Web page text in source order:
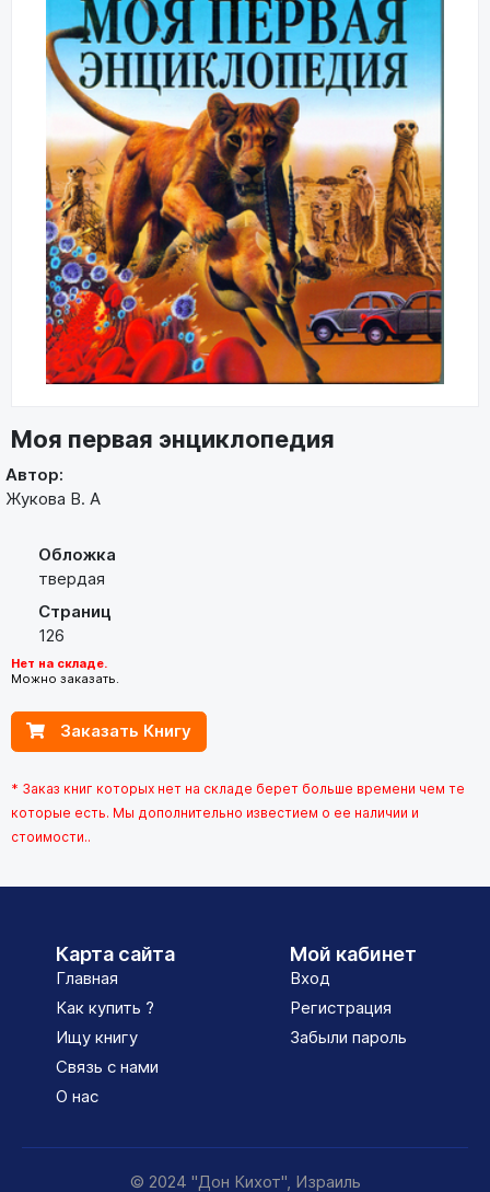
Моя первая энциклопедия
Автор:
Жукова В. А
Обложка
твердая
Страниц
126
Нет на складе.
Можно заказать.
Заказать Книгу
* Заказ книг которых нет на складе берет больше времени чем те
которые есть. Мы дополнительно известием о ее наличии и
стоимости..
Карта сайта
Главная
Как купить ?
Ищу книгу
Связь с нами
О нас
Мой кабинет
Вход
Регистрация
Забыли пароль
© 2024 "Дон Кихот", Израиль